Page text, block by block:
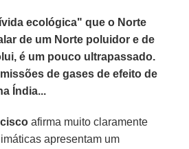
ecológica" que o Norte
de um Norte poluidor e de
é um pouco ultrapassado.
de gases de efeito de
Índia...
afirma muito claramente
apresentam um